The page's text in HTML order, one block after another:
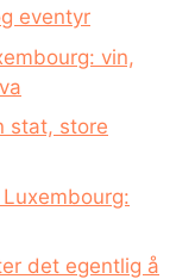
eventyr
vin,
stat, store
det egentlig å